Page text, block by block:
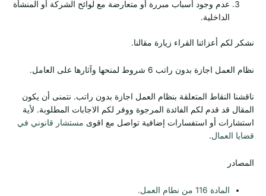
عدم وجود أسباب مبررة أو متعارضة مع لوائح الشركة أو المنشأة
الداخلية.
نشكر لكم أعزائنا القراء زيارة مقالنا.
نظام العمل اجازة بدون راتب 6 شروط لمنحها وآثارها على العامل.
ناقشنا النقاط المتعلقة بنظام العمل اجازة بدون راتب. نتمنى أن يكون
المقال قد قدم لكم الفائدة المرجوة ووفر لكم الاجابات المطلوبة. لأية
استشارات أو استفسارات إضافية تواصل مع اقوى مستشار قانوني في
قضايا العمال.
المصادر
المادة 116 من نطام العمل.